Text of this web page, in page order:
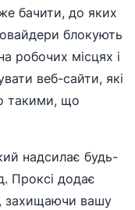
бачити, до яких
блокують
робочих місцях і
веб-сайти, які
такими, що
надсилає будь-
Проксі додає
захищаючи вашу